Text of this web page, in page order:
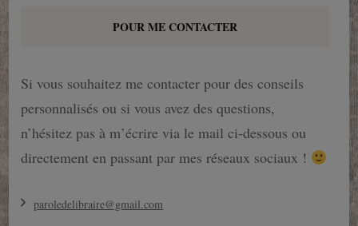
POUR ME CONTACTER
Si vous souhaitez me contacter pour des conseils
personnalisés ou si vous avez des questions,
n’hésitez pas à m’écrire via le mail ci-dessous ou
directement en passant par mes réseaux sociaux !
paroledelibraire@gmail.com